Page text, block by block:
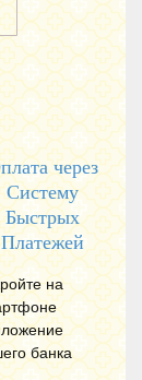
через
Систему
Быстрых
Платежей
на
банка